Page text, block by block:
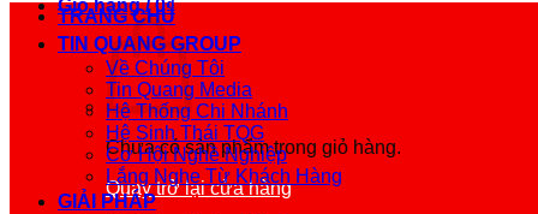
Giỏ hàng /0₫
Chưa có sản phẩm trong giỏ hàng.
Quay trở lại cửa hàng
TRANG CHỦ
TIN QUANG GROUP
Về Chúng Tôi
Tin Quang Media
Hệ Thống Chi Nhánh
Hệ Sinh Thái TQG
Cơ Hội Nghề Nghiệp
Lắng Nghe Từ Khách Hàng
GIẢI PHÁP